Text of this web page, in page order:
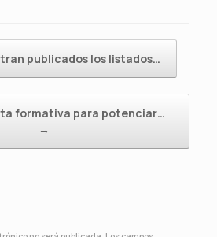
publicados los listados…
formativa para potenciar…
→